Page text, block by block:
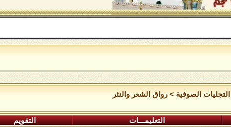
الصوفية >رواق الشعر والنثر
التعليمـــات التقويم